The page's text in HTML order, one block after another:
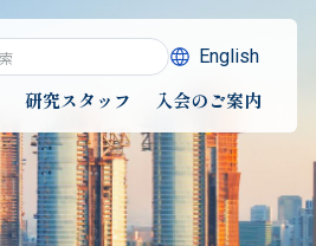
English
研究スタッフ 入会のご案内